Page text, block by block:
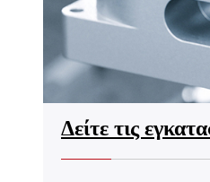
Δείτε τις